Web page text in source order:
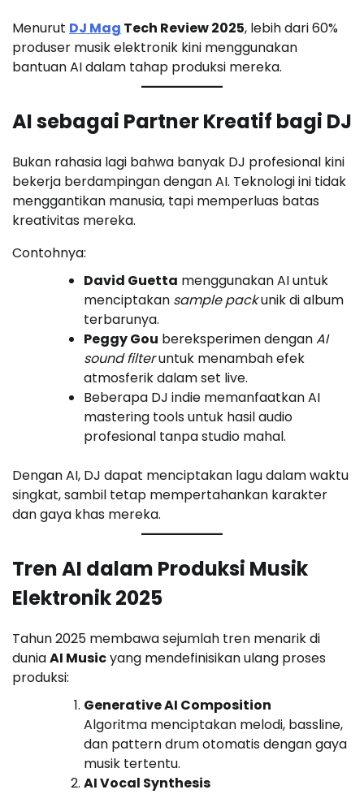
Menurut DJ Mag Tech Review 2025, lebih dari 60%
produser musik elektronik kini menggunakan
bantuan AI dalam tahap produksi mereka.
AI sebagai Partner Kreatif bagi DJ
Bukan rahasia lagi bahwa banyak DJ profesional kini
bekerja berdampingan dengan AI. Teknologi ini tidak
menggantikan manusia, tapi memperluas batas
kreativitas mereka.
Contohnya:
David Guetta menggunakan AI untuk
menciptakan sample packunik di album
terbarunya.
Peggy Gou bereksperimen denganAI
sound filteruntuk menambah efek
atmosferik dalam set live.
Beberapa DJ indie memanfaatkan AI
mastering tools untuk hasil audio
profesional tanpa studio mahal.
Dengan AI, DJ dapat menciptakan lagu dalam waktu
singkat, sambil tetap mempertahankan karakter
dan gaya khas mereka.
Tren AI dalam Produksi Musik
Elektronik 2025
Tahun 2025 membawa sejumlah tren menarik di
duniaAI Musicyang mendefinisikan ulang proses
produksi:
Generative AI Composition
Algoritma menciptakan melodi, bassline,
dan pattern drum otomatis dengan gaya
musik tertentu.
AI Vocal Synthesis